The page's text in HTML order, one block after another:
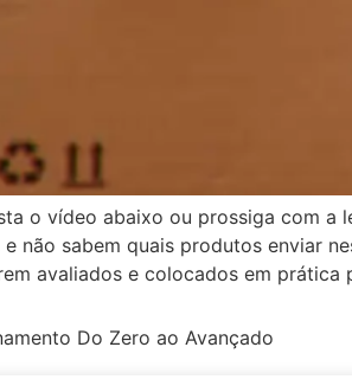
o vídeo abaixo ou prossiga com a
e não sabem quais produtos enviar
avaliados e colocados em prática
Do Zero ao Avançado